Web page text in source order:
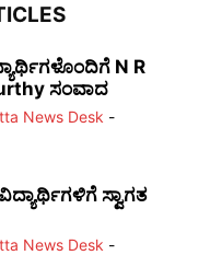
N R
ಸಂವಾದ
News Desk -
ಸ್ವಾಗತ
News Desk -